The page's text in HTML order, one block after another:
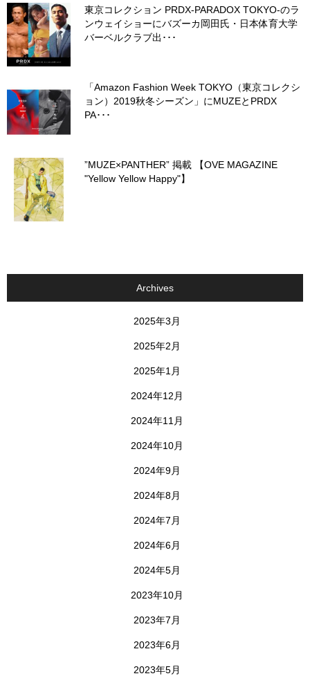
東京コレクション PRDX-PARADOX TOKYO-のラ
ンウェイショーにバズーカ岡田氏・日本体育大学
バーベルクラブ出･･･
「Amazon Fashion Week TOKYO（東京コレクシ
ョン）2019秋冬シーズン」にMUZEとPRDX
PA･･･
”MUZE×PANTHER” 掲載 【OVE MAGAZINE
"Yellow Yellow Happy"】
Archives
2025年3月
2025年2月
2025年1月
2024年12月
2024年11月
2024年10月
2024年9月
2024年8月
2024年7月
2024年6月
2024年5月
2023年10月
2023年7月
2023年6月
2023年5月